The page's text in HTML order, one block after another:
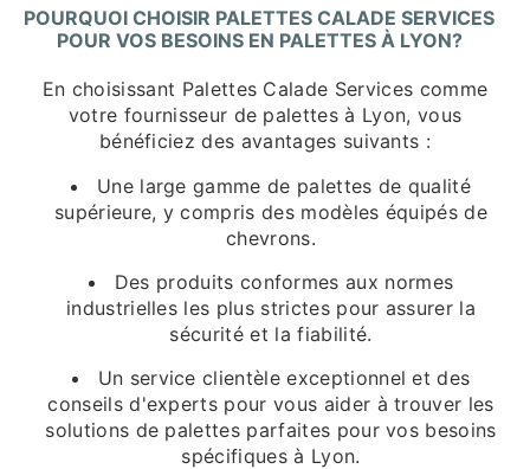
POURQUOI CHOISIR PALETTES CALADE SERVICES
POUR VOS BESOINS EN PALETTES À LYON?
En choisissant Palettes Calade Services comme
votre fournisseur de palettes à Lyon, vous
bénéficiez des avantages suivants :
Une large gamme de palettes de qualité
supérieure, y compris des modèles équipés de
chevrons.
Des produits conformes aux normes
industrielles les plus strictes pour assurer la
sécurité et la fiabilité.
Un service clientèle exceptionnel et des
conseils d'experts pour vous aider à trouver les
solutions de palettes parfaites pour vos besoins
spécifiques à Lyon.